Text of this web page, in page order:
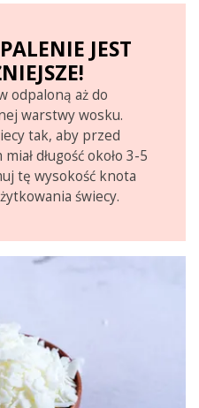
JEST
odpaloną aż do
warstwy wosku.
tak, aby przed
długość około 3-5
tę wysokość knota
świecy.